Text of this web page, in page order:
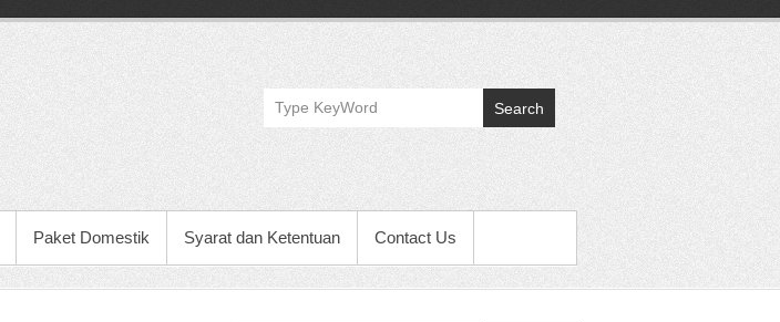
Search
Paket Domestik Syarat dan Ketentuan Contact Us